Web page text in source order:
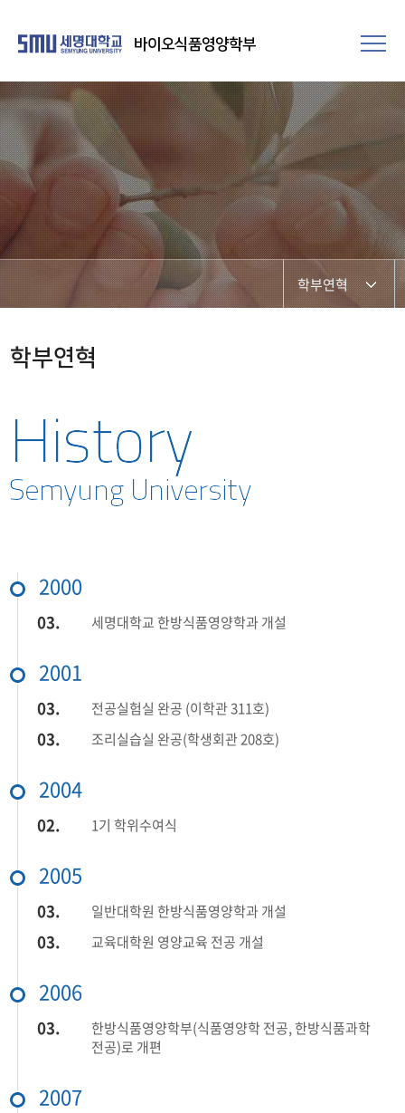
바이오식품영양학부
학부연혁
학부연혁
2000
03. 세명대학교 한방식품영양학과 개설
2001
03. 전공실험실 완공 (이학관 311호)
03. 조리실습실 완공(학생회관 208호)
2004
02. 1기 학위수여식
2005
03. 일반대학원 한방식품영양학과 개설
03. 교육대학원 영양교육 전공 개설
2006
03.
한방식품영양학부(식품영양학 전공, 한방식품과학
전공)로 개편
2007